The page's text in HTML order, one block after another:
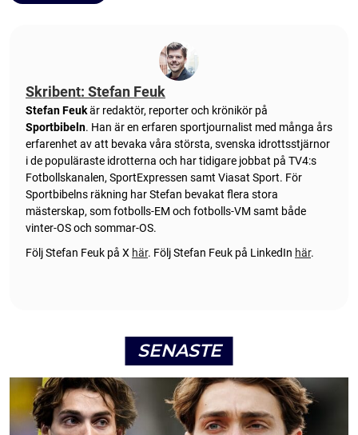
Skribent: Stefan Feuk
Stefan Feukär redaktör, reporter och krönikör på
Sportbibeln. Han är en erfaren sportjournalist med många års
erfarenhet av att bevaka våra största, svenska idrottsstjärnor
i de populäraste idrotterna och har tidigare jobbat på TV4:s
Fotbollskanalen, SportExpressen samt Viasat Sport. För
Sportbibelns räkning har Stefan bevakat flera stora
mästerskap, som fotbolls-EM och fotbolls-VM samt både
vinter-OS och sommar-OS.
Följ Stefan Feuk på X här. Följ Stefan Feuk på LinkedIn här.
SENASTE